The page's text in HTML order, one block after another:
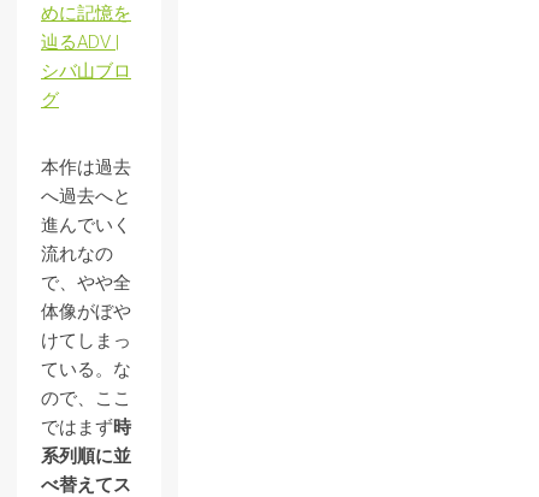
めに記憶を
辿るADV |
シバ山ブロ
グ
本作は過去
へ過去へと
進んでいく
流れなの
で、やや全
体像がぼや
けてしまっ
ている。な
ので、ここ
ではまず時
系列順に並
べ替えてス